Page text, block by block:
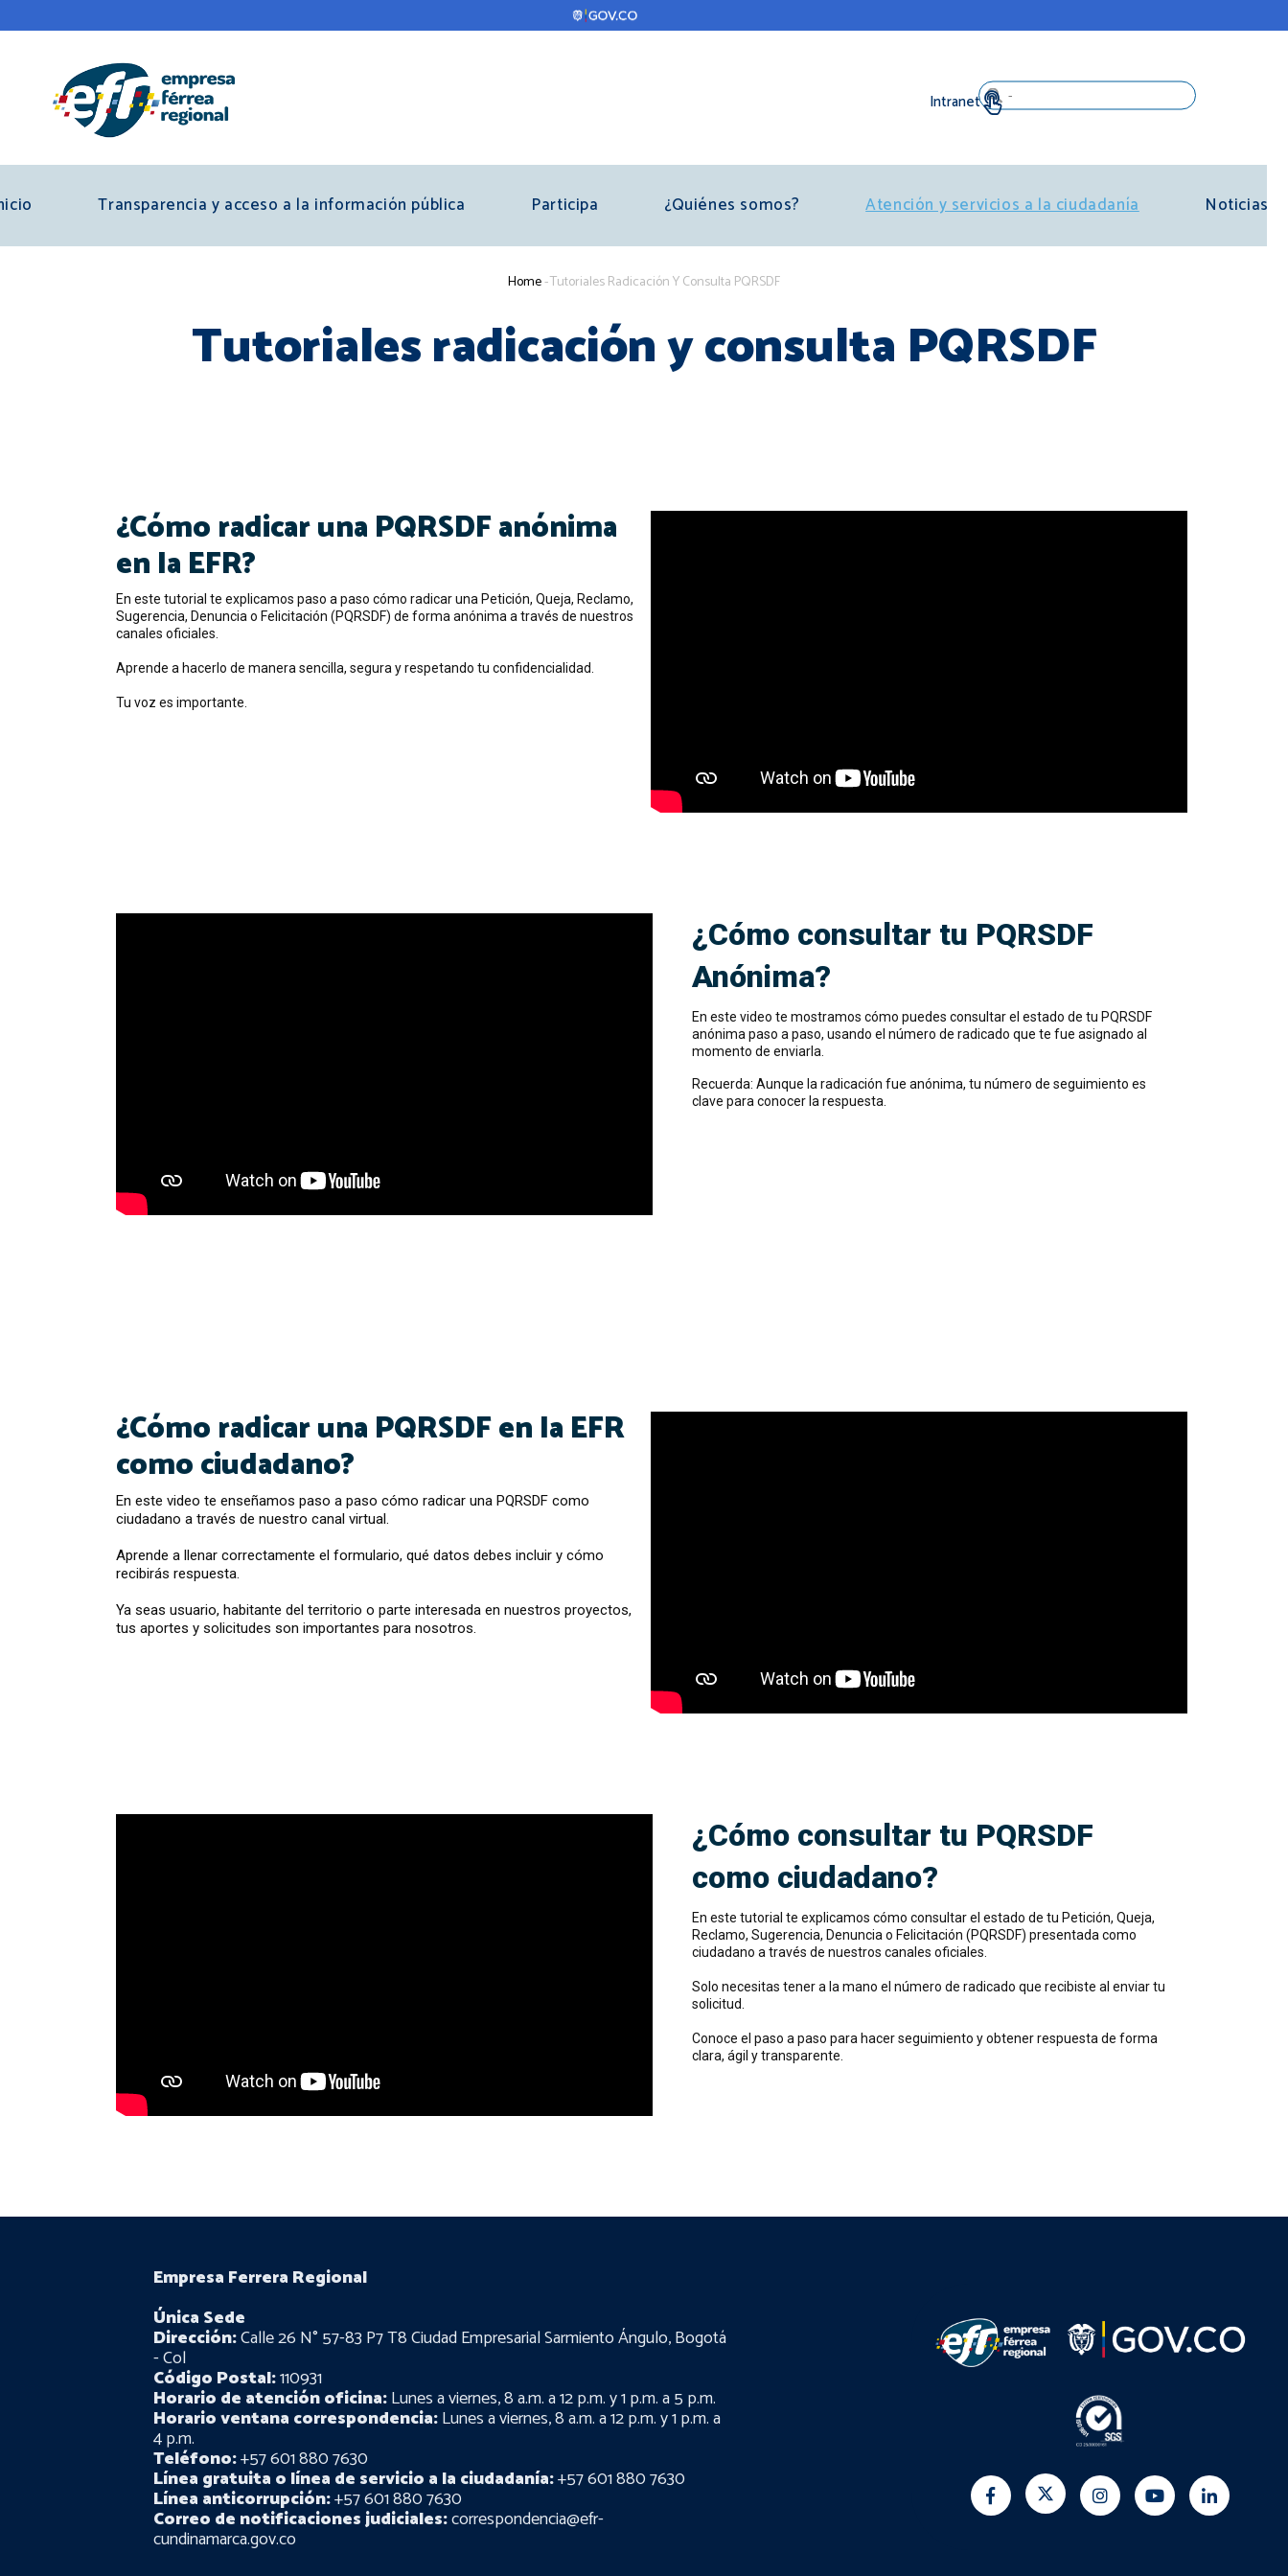
main
Transparencia y acceso a la información pública Participa ¿Quiénes somos? Atención y servicios a la ciudadanía Noticias
Breadcrumb
Home-Tutoriales Radicación Y Consulta PQRSDF
Tutoriales radicación y consulta PQRSDF
¿Cómo radicar una PQRSDF anónima
en la EFR?
En este tutorial te explicamos paso a paso cómo radicar una Petición, Queja, Reclamo,
Sugerencia, Denuncia o Felicitación (PQRSDF) de forma anónima a través de nuestros
canales oficiales.
Aprende a hacerlo de manera sencilla, segura y respetando tu confidencialidad.
Tu voz es importante.
¿Cómo consultar tu PQRSDF
Anónima?
En este video te mostramos cómo puedes consultar el estado de tu PQRSDF
anónima paso a paso, usando el número de radicado que te fue asignado al
momento de enviarla.
Recuerda: Aunque la radicación fue anónima, tu número de seguimiento es
clave para conocer la respuesta.
¿Cómo radicar una PQRSDF en la EFR
como ciudadano?
En este video te enseñamos paso a paso cómo radicar una PQRSDF como
ciudadano a través de nuestro canal virtual.
Aprende a llenar correctamente el formulario, qué datos debes incluir y cómo
recibirás respuesta.
Ya seas usuario, habitante del territorio o parte interesada en nuestros proyectos,
tus aportes y solicitudes son importantes para nosotros.
¿Cómo consultar tu PQRSDF
como ciudadano?
En este tutorial te explicamos cómo consultar el estado de tu Petición, Queja,
Reclamo, Sugerencia, Denuncia o Felicitación (PQRSDF) presentada como
ciudadano a través de nuestros canales oficiales.
Solo necesitas tener a la mano el número de radicado que recibiste al enviar tu
solicitud.
Conoce el paso a paso para hacer seguimiento y obtener respuesta de forma
clara, ágil y transparente.
Empresa Ferrera Regional
Única Sede
Dirección:Calle 26 N° 57-83 P7 T8 Ciudad Empresarial Sarmiento Ángulo, Bogotá
- Col
Código Postal:110931
Horario de atención oficina:Lunes a viernes, 8 a.m. a 12 p.m. y 1 p.m. a 5 p.m.
Horario ventana correspondencia:Lunes a viernes, 8 a.m. a 12 p.m. y 1 p.m. a
4 p.m.
Teléfono:+57 601 880 7630
Línea gratuita o línea de servicio a la ciudadanía:+57 601 880 7630
Línea anticorrupción:+57 601 880 7630
Correo de notificaciones judiciales:correspondencia@efr-
cundinamarca.gov.co